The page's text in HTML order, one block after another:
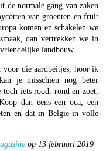
de normale gang van zaken
van groenten en fruit
komen en schakelen we
dan vertrekken we in
landbouw.
voor die aardbeitjes, hoor ik
je misschien nog beter
toch iets rood, rond en zoet,
dan eens een oca, een
en dat in België in volle
op 13 februari 2019